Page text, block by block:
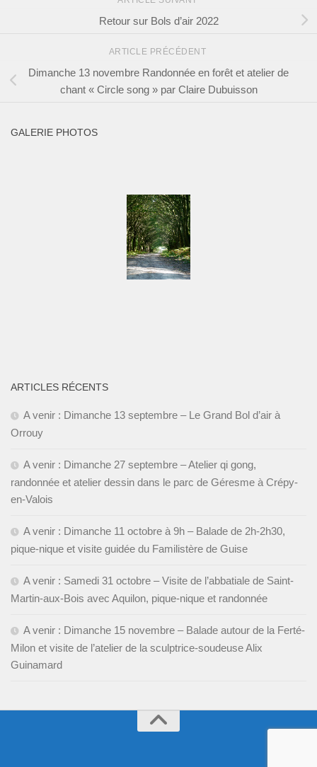
Retour sur Bols d’air 2022
ARTICLE PRÉCÉDENT
Dimanche 13 novembre Randonnée en forêt et atelier de
chant « Circle song » par Claire Dubuisson
GALERIE PHOTOS
ARTICLES RÉCENTS
A venir : Dimanche 13 septembre – Le Grand Bol d’air à
Orrouy
A venir : Dimanche 27 septembre – Atelier qi gong,
randonnée et atelier dessin dans le parc de Géresme à Crépy-
en-Valois
A venir : Dimanche 11 octobre à 9h – Balade de 2h-2h30,
pique-nique et visite guidée du Familistère de Guise
A venir : Samedi 31 octobre – Visite de l’abbatiale de Saint-
Martin-aux-Bois avec Aquilon, pique-nique et randonnée
A venir : Dimanche 15 novembre – Balade autour de la Ferté-
Milon et visite de l’atelier de la sculptrice-soudeuse Alix
Guinamard